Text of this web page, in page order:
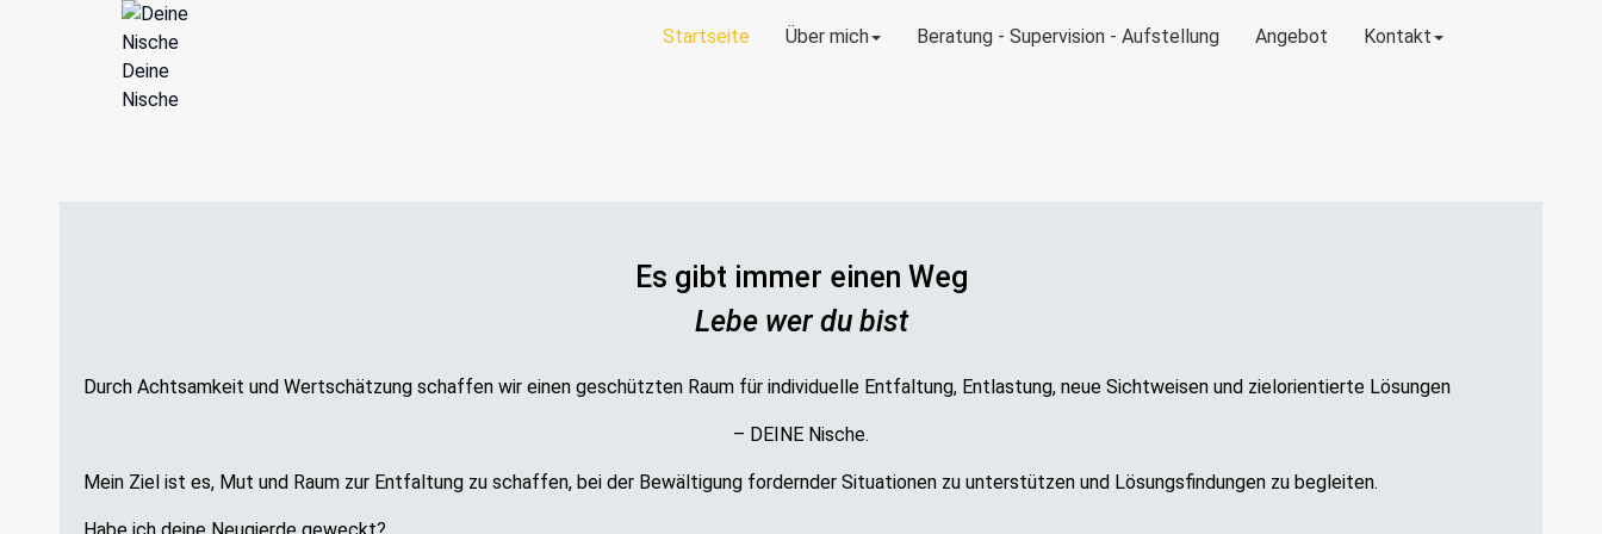
Deine
Nische
Startseite Über mich Beratung - Supervision - Aufstellung Angebot Kontakt
Es gibt immer einen Weg
Lebe wer du bist
Durch Achtsamkeit und Wertschätzung schaffen wir einen geschützten Raum für individuelle Entfaltung, Entlastung, neue Sichtweisen und zielorientierte Lösungen
– DEINE Nische.
Mein Ziel ist es, Mut und Raum zur Entfaltung zu schaffen, bei der Bewältigung fordernder Situationen zu unterstützen und Lösungsfindungen zu begleiten.